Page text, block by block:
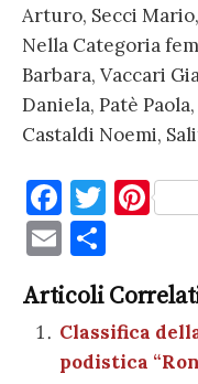
Arturo, Secci
Nella Categoria
Barbara, Vaccari
Daniela, Patè
Castaldi Noemi,
F
a
c
e
b
o
T
te
r
Pi
es
t
E
m
ai
l
o
n
di
Articoli
Classifica
podistica